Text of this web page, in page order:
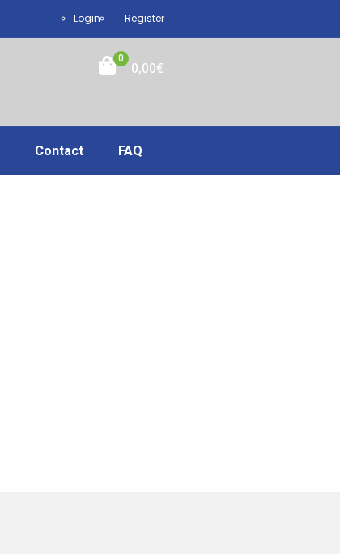
Login Register
0
0,00€
Contact FAQ